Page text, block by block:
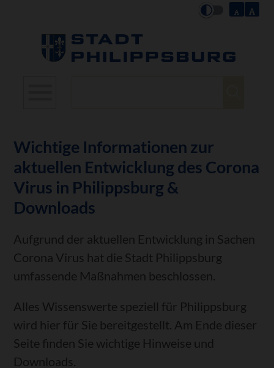
Wichtige Informationen zur
aktuellen Entwicklung des Corona
Virus in Philippsburg &
Downloads
Aufgrund der aktuellen Entwicklung in Sachen
Corona Virus hat die Stadt Philippsburg
umfassende Maßnahmen beschlossen.
Alles Wissenswerte speziell für Philippsburg
wird hier für Sie bereitgestellt. Am Ende dieser
Seite finden Sie wichtige Hinweise und
Downloads.